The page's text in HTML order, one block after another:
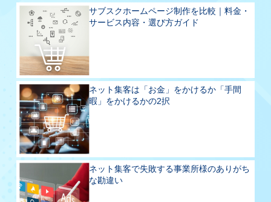
サブスクホームページ制作を比較｜料金・
サービス内容・選び方ガイド
ネット集客は「お金」をかけるか「手間
暇」をかけるかの2択
ネット集客で失敗する事業所様のありがち
な勘違い